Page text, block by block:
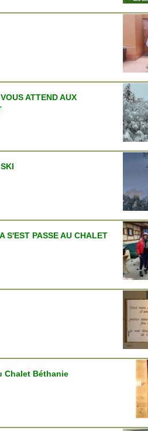
ATTEND AUX
S'EST PASSE AU CHALET
Chalet Béthanie